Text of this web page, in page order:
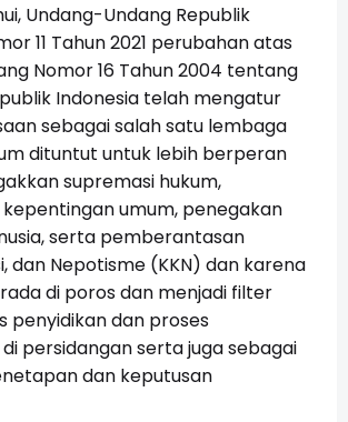
Undang-Undang Republik
11 Tahun 2021 perubahan atas
Nomor 16 Tahun 2004 tentang
Indonesia telah mengatur
sebagai salah satu lembaga
dituntut untuk lebih berperan
supremasi hukum,
umum, penegakan
serta pemberantasan
dan Nepotisme (KKN) dan karena
di poros dan menjadi filter
penyidikan dan proses
persidangan serta juga sebagai
dan keputusan